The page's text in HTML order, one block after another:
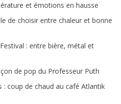
et émotions en hausse
de choisir entre chaleur et bonne
: entre bière, métal et
de pop du Professeur Puth
: coup de chaud au café Atlantik